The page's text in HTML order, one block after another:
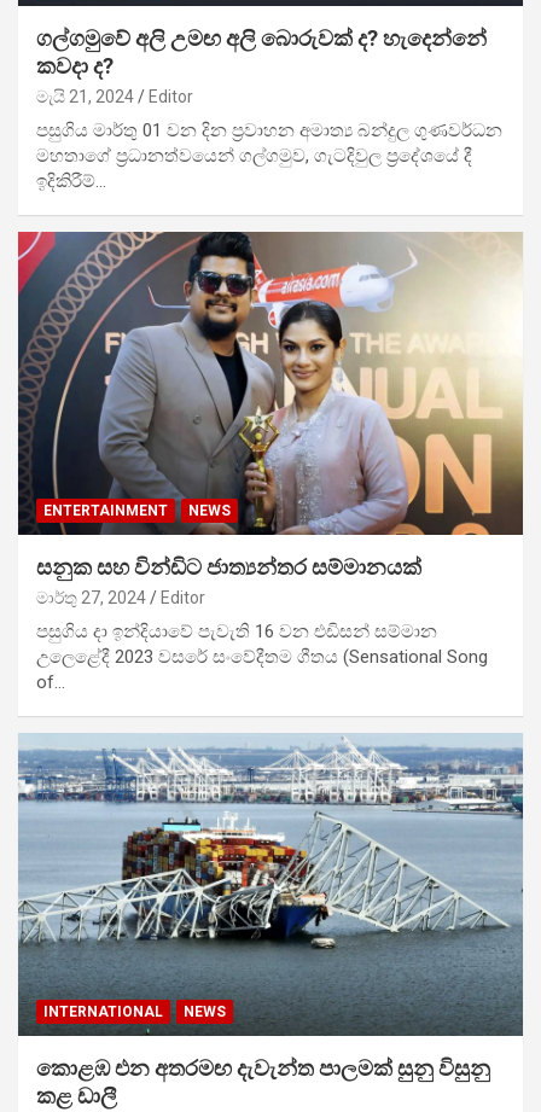
ගල්ගමුවේ අලි උමඟ අලි බොරුවක් ද? හැදෙන්නේ
කවදා ද?
මැයි 21, 2024 Editor
පසුගිය මාර්තු 01 වන දින ප්‍රවාහන අමාත්‍ය බන්දුල ගුණවර්ධන
මහතාගේ ප්‍රධානත්වයෙන් ගල්ගමුව, ගැටදිවුල ප්‍රදේශයේ දී
ඉදිකිරීම්…
ENTERTAINMENT NEWS
සනුක සහ වින්ඩිට ජාත්‍යන්තර සම්මානයක්
මාර්තු 27, 2024 Editor
පසුගිය දා ඉන්දියාවේ පැවැති 16 වන එඩිසන් සම්මාන
උලෙළේදී 2023 වසරේ සංවේදීතම ගීතය (Sensational Song
of…
INTERNATIONAL NEWS
කොළඹ එන අතරමඟ දැවැන්ත පාලමක් සුනු විසුනු
කළ ඩාලී